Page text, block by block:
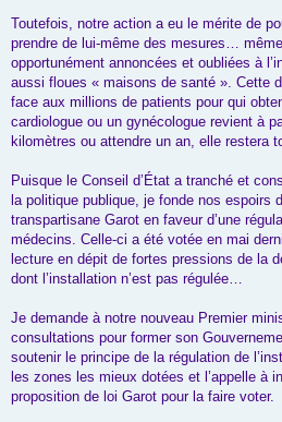
Toutefois, notre action a eu le mérite de
prendre de lui-même des mesures…
opportunément annoncées et oubliées à
aussi floues « maisons de santé ». Cette
face aux millions de patients pour qui
cardiologue ou un gynécologue revient à
kilomètres ou attendre un an, elle restera
Puisque le Conseil d’État a tranché et
la politique publique, je fonde nos espoirs
transpartisane Garot en faveur d’une
médecins. Celle-ci a été votée en mai
lecture en dépit de fortes pressions de la
dont l’installation n’est pas régulée…
Je demande à notre nouveau Premier
consultations pour former son
soutenir le principe de la régulation de
les zones les mieux dotées et l’appelle à
proposition de loi Garot pour la faire voter.